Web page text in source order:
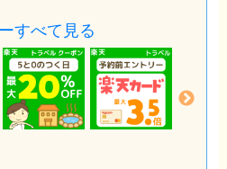
すべて見る